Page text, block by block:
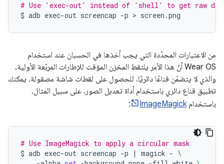
# Use 'exec-out' instead of 'shell' to get raw
$ adb exec-out screencap -p >
من الاعتبارات المحدّدة التي يجب أخذها في الحسبان عند استخدام
Wear OS أنّ هذا الأمر يلتقط المخزن المؤقت للإطارات المربّعة الأولية،
والذي لا يتضمّن قناعًا دائريًا. للحصول على لقطات شاشة مصقولة، يمكنك
تطبيق قناع دائري باستخدام أداة تعديل الصور. على سبيل المثال،
باستخدامImageMagick
:
# Use ImageMagick to apply a circular mask
$ adb exec-out screencap -p | magick - \